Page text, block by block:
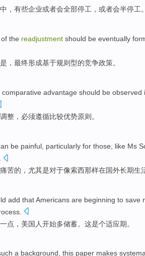
中， 有些企业或者会全部停工，或者会半停工。
of the readjustment should be eventually
是 ， 最终形成基于规则型的竞争政策。
comparative advantage should be observed
调整 ， 必须遵循比较优势原则 。
be painful particularly for those like Ms
痛苦的 ， 尤其是对于像索西那样在国外长期生
add thatAmericans are beginning to save
点 ， 美国 人开始多储蓄。 这是个适应期。
a background, this paper makes